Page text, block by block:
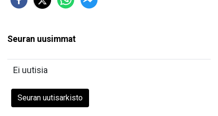
Seuran uusimmat
Ei uutisia
Seuran uutisarkisto